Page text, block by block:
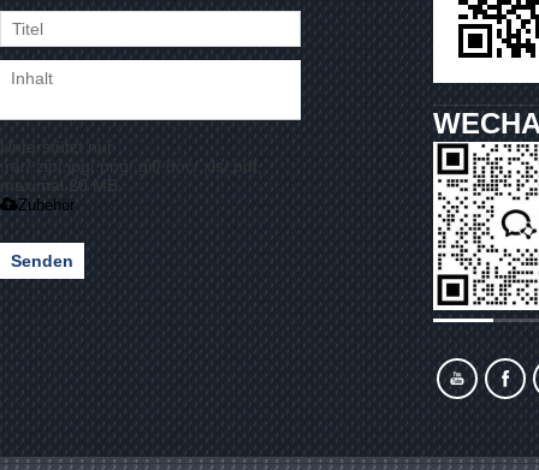
Unterstützt nur
.rar/.zip/.jpg/.png/.gif/.doc/.xls/.pdf,
maximal 20 MB
Zubehör
Senden